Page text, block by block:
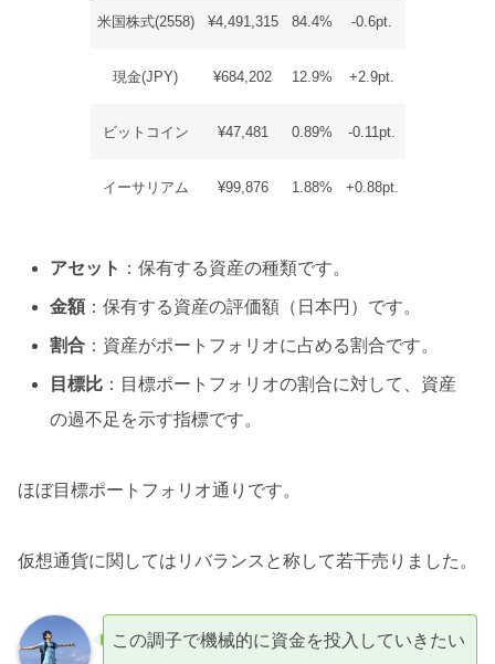
米国株式(2558) ¥4,491,315 84.4% -0.6pt.
現金(JPY) ¥684,202 12.9% +2.9pt.
ビットコイン ¥47,481 0.89% -0.11pt.
イーサリアム ¥99,876 1.88% +0.88pt.
アセット ：保有する資産の種類です。
金額：保有する資産の評価額（日本円）です。
割合 ：資産がポートフォリオに占める割合です。
目標比 ：目標ポートフォリオの割合に対して、資産
の過不足を示す指標です。
ほぼ目標ポートフォリオ通りです。
仮想通貨に関してはリバランスと称して若干売りました。
この調子で機械的に資金を投入していきたい